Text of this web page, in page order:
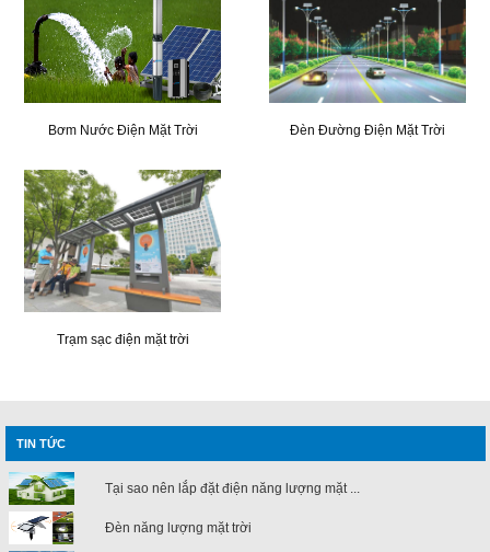
Bơm Nước Điện Mặt Trời Đèn Đường Điện Mặt Trời
Trạm sạc điện mặt trời
TIN TỨC
Tại sao nên lắp đặt điện năng lượng mặt ...
Đèn năng lượng mặt trời